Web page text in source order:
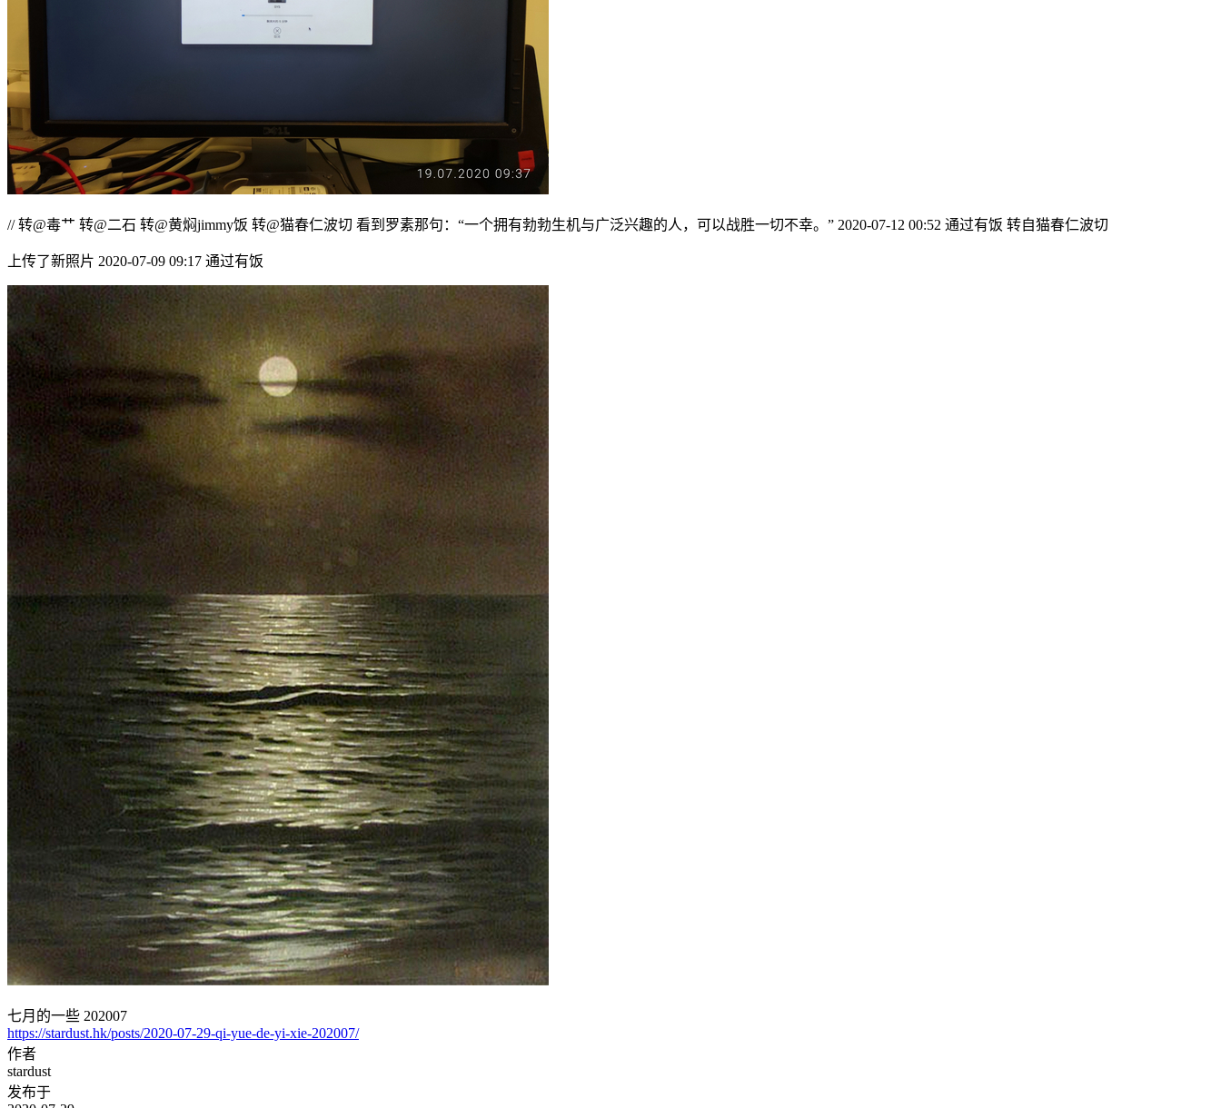
// 转@毒艹 转@二石 转@黄焖jimmy饭 转@猫春仁波切 看到罗素那句：“一个拥有勃勃生机与广泛兴趣的人，可以战胜一切不幸。” 2020-07-12 00:52 通过有饭 转自猫春仁波切
上传了新照片 2020-07-09 09:17 通过有饭
七月的一些 202007
https://stardust.hk/posts/2020-07-29-qi-yue-de-yi-xie-202007/
作者
stardust
发布于